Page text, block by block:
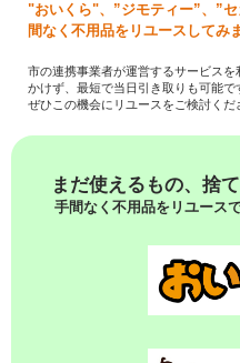
"おいくら"、”ジモティー”、”
間なく不用品をリユースしてみ
市の連携事業者が運営するサービス
かけず、最短で当日引き取りも可能で
ぜひこの機会にリユースをご検討くだ
まだ使えるもの、捨
手間なく不用品をリユース